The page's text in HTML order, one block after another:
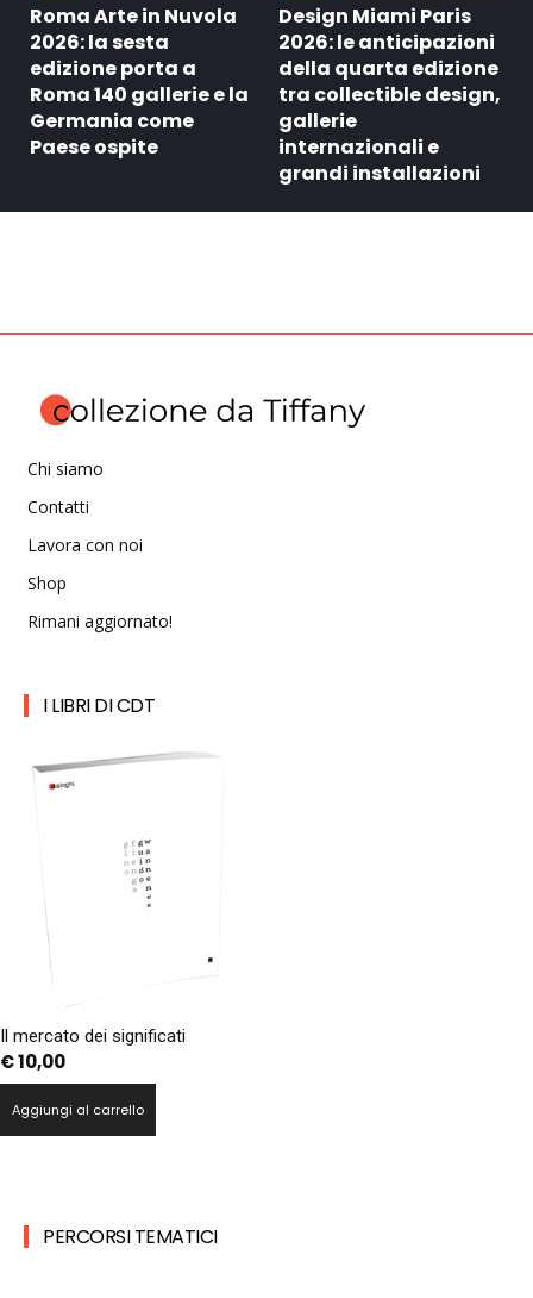
Roma Arte in Nuvola
2026: la sesta
edizione porta a
Roma 140 gallerie e la
Germania come
Paese ospite
Design Miami Paris
2026: le anticipazioni
della quarta edizione
tra collectible design,
gallerie
internazionali e
grandi installazioni
Chi siamo
Contatti
Lavora con noi
Shop
Rimani aggiornato!
I LIBRI DI CDT
Il mercato dei significati
€10,00
Aggiungi al carrello
PERCORSI TEMATICI